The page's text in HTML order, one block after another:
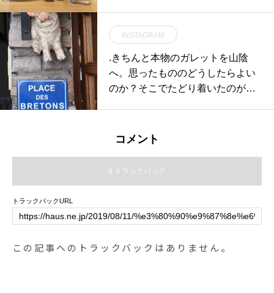
おります。大変お買い得な期間で
ございますのでこのご機会をお見
逃しなく◎.#outdoors#アウトドア
#wintersale#haus #haus_matsue #
hausmatsue #松江カフェ #島根カ
フェ #松江旅行#島根旅行#松江 #
島根 #山陰
能性。淡白になりがちの洗濯用品
の常識を覆すものたちばかりで
す。ぜひご覧にお越しください◎.
#freddyleck#フレディレック#ラン
matsue #松江カフェ #島根カフェ#
INSTAGRAM
.きちんと本物のガレットを山陰
へ。思ったもののどうしたらよい
のか？そこでたどり着いたのが東
ーニュでクレーピエとして働いて
ておられます。というわけでHAU
Sに奥様の英子さんをお招きしガ
コメント
0 トラックバック
トラックバックURL
この記事へのトラックバックはありません。